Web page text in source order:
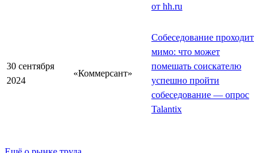
от hh.ru
30 сентября
2024
«Коммерсант»
Собеседование проходит
мимо: что может
помешать соискателю
успешно пройти
собеседование — опрос
Talantix